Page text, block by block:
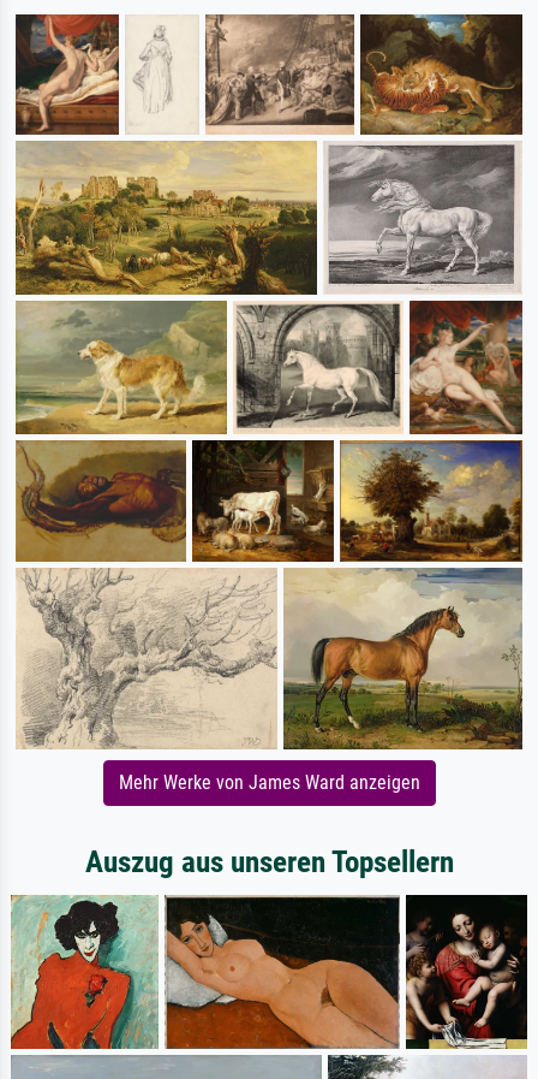
Mehr Werke von James Ward anzeigen
Auszug aus unseren Topsellern